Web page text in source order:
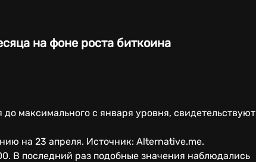
на фоне роста биткоина
максимального с января уровня, свидетельствуют
на 23 апреля. Источник: Alternative.me.
В последний раз подобные значения наблюдались